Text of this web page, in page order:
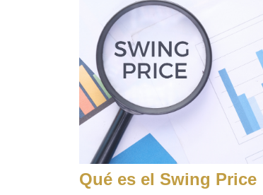
Qué es el Swing Price